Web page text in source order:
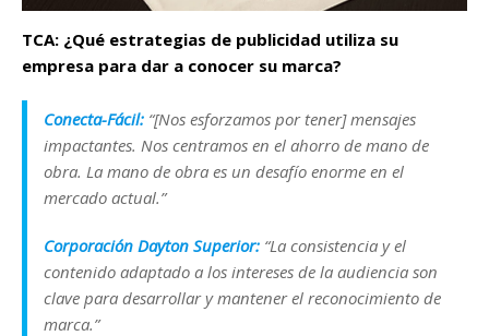
TCA: ¿Qué estrategias de publicidad utiliza su
empresa para dar a conocer su marca?
Conecta-Fácil: “[Nos esforzamos por tener] mensajes
impactantes. Nos centramos en el ahorro de mano de
obra. La mano de obra es un desafío enorme en el
mercado actual.”
Corporación Dayton Superior: “La consistencia y el
contenido adaptado a los intereses de la audiencia son
clave para desarrollar y mantener el reconocimiento de
marca.”